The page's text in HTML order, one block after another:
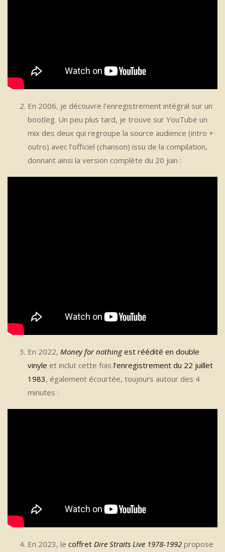
En 2006, je découvre l’enregistrement intégral sur un
bootleg. Un peu plus tard, je trouve sur YouTube un
mix des deux qui regroupe la source audience (intro +
outro) avec l’officiel (chanson) issu de la compilation,
donnant ainsi la version complète du 20 juin :
En 2022, Money for nothingest réédité en double
vinyle et inclut cette fois l’enregistrement du 22 juillet
1983, également écourtée, toujours autour des 4
minutes :
En 2023, le coffret Dire Straits Live 1978-1992 propose